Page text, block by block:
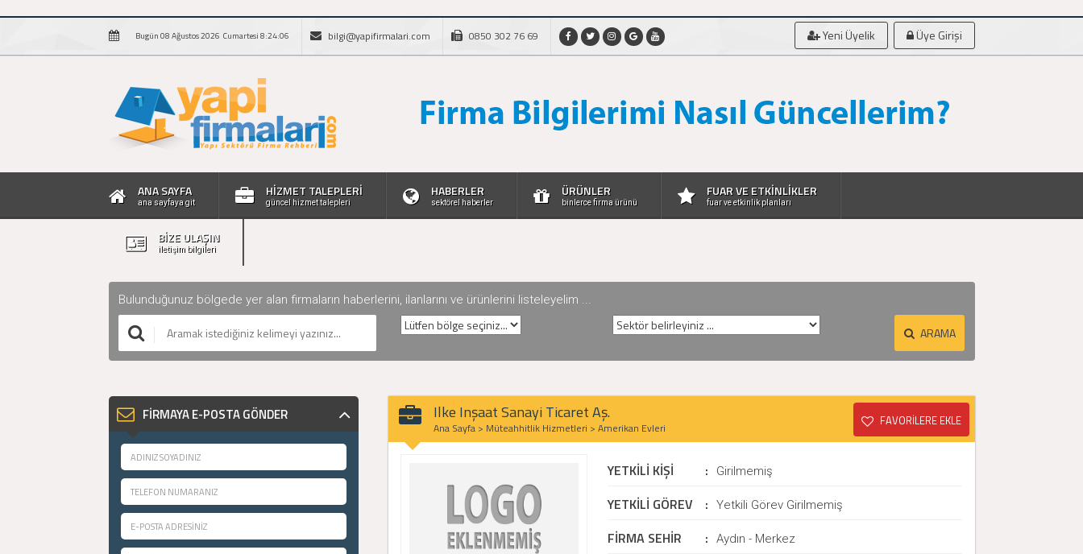
Bugün 08 Ağustos 2026 Cumartesi 8:24:07 bilgi@yapifirmalari.com 0850 302 76 69 Yeni Üyelik Üye Girişi
ANA SAYFA
ana sayfaya git
HİZMET TALEPLERİ
güncel hizmet talepleri
HABERLER
sektörel haberler
ÜRÜNLER
binlerce firma ürünü
FUAR VE ETKİNLİKLER
fuar ve etkinlik planları
BİZE ULAŞIN
iletişim bilgileri
Bulunduğunuz bölgede yer alan firmaların haberlerini, ilanlarını ve ürünlerini listeleyelim ...
ARAMA
FİRMAYA E-POSTA GÖNDER Ilke Inşaat Sanayi Ticaret Aş.
Ana Sayfa > Müteahhitlik Hizmetleri > Amerikan Evleri FAVORİLERE EKLE
YETKİLİ KİŞİ : Girilmemiş
YETKİLİ GÖREV : Yetkili Görev Girilmemiş
FİRMA SEHİR : Aydın - Merkez